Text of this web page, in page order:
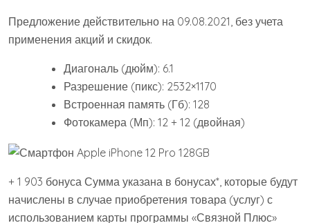
Предложение действительно на 09.08.2021, без учета
применения акций и скидок.
Диагональ (дюйм): 6.1
Разрешение (пикс): 2532×1170
Встроенная память (Гб): 128
Фотокамера (Мп): 12 + 12 (двойная)
+ 1 903 бонуса Сумма указана в бонусах*, которые будут
начислены в случае приобретения товара (услуг) с
использованием карты программы «Связной Плюс»